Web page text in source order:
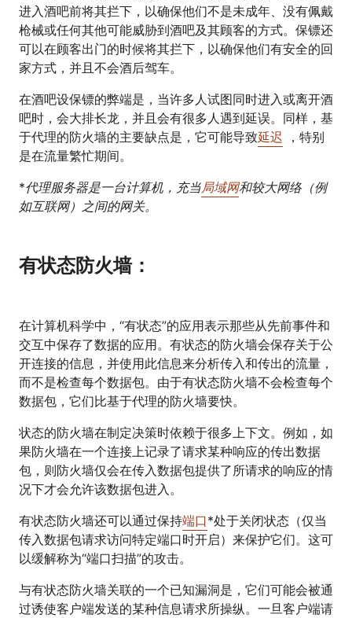
进入酒吧前将其拦下，以确保他们不是未成年、没有佩戴
枪械或任何其他可能威胁到酒吧及其顾客的方式。保镖还
可以在顾客出门的时候将其拦下，以确保他们有安全的回
家方式，并且不会酒后驾车。
在酒吧设保镖的弊端是，当许多人试图同时进入或离开酒
吧时，会大排长龙，并且会有很多人遇到延误。同样，基
于代理的防火墙的主要缺点是，它可能导致延迟 ，特别
是在流量繁忙期间。
*代理服务器是一台计算机，充当局域网和较大网络（例
如互联网）之间的网关。
有状态防火墙：
在计算机科学中，“有状态”的应用表示那些从先前事件和
交互中保存了数据的应用。有状态的防火墙会保存关于公
开连接的信息，并使用此信息来分析传入和传出的流量，
而不是检查每个数据包。由于有状态防火墙不会检查每个
数据包，它们比基于代理的防火墙要快。
状态的防火墙在制定决策时依赖于很多上下文。例如，如
果防火墙在一个连接上记录了请求某种响应的传出数据
包，则防火墙仅会在传入数据包提供了所请求的响应的情
况下才会允许该数据包进入。
有状态防火墙还可以通过保持端口*处于关闭状态（仅当
传入数据包请求访问特定端口时开启）来保护它们。这可
以缓解称为“端口扫描”的攻击。
与有状态防火墙关联的一个已知漏洞是，它们可能会被通
过诱使客户端发送的某种信息请求所操纵。一旦客户端请